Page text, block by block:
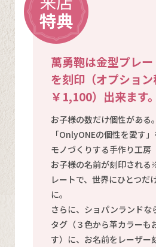
萬勇鞄は金型プレ
を刻印（オプション
￥1,100）出来ます。
お子様の数だけ個性がある。
「OnlyONEの個性を愛す
モノづくりする手作り工房
お子様の名前が刻印され
レートで、世界にひとつだ
に。
さらに、ショパンランドな
タグ（３色から革カラーも
す）に、お名前をレーザー